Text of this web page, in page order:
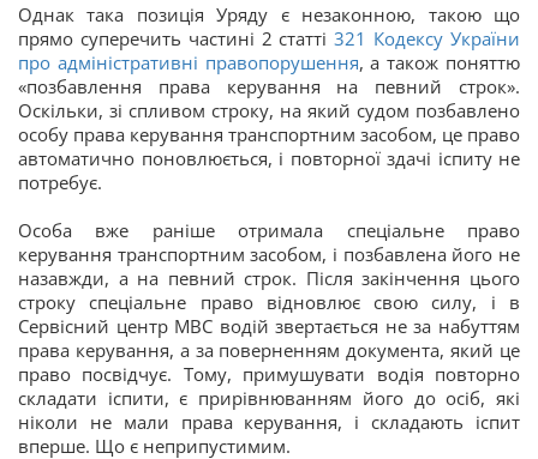
Однак така позиція Уряду є незаконною, такою що
прямо суперечить частині 2 статті 321 Кодексу України
про адміністративні правопорушення, а також поняттю
«позбавлення права керування на певний строк».
Оскільки, зі спливом строку, на який судом позбавлено
особу права керування транспортним засобом, це право
автоматично поновлюється, і повторної здачі іспиту не
потребує.
Особа вже раніше отримала спеціальне право
керування транспортним засобом, і позбавлена його не
назавжди, а на певний строк. Після закінчення цього
строку спеціальне право відновлює свою силу, і в
Сервісний центр МВС водій звертається не за набуттям
права керування, а за поверненням документа, який це
право посвідчує. Тому, примушувати водія повторно
складати іспити, є прирівнюванням його до осіб, які
ніколи не мали права керування, і складають іспит
вперше. Що є неприпустимим.